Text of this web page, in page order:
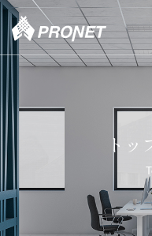
トッ